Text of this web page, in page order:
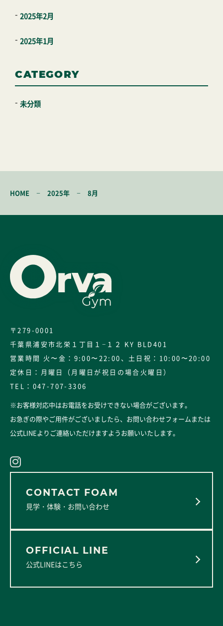
2025年2月
2025年1月
CATEGORY
未分類
HOME − 2025年 − 8月
〒279-0001
千葉県浦安市北栄１丁目１−１２ KY BLD401
営業時間 火〜金：9:00〜22:00、土日祝：10:00〜20:00
定休日：月曜日（月曜日が祝日の場合火曜日）
TEL： 047-707-3306
※お客様対応中はお電話をお受けできない場合がございます。
お急ぎの際やご用件がございましたら、 お問い合わせフォームまたは
公式LINEよりご連絡いただけますようお願いいたします。
見学・体験・お問い合わせ
公式LINEはこちら